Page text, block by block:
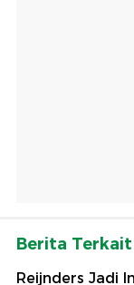
Berita Terkait
Reijnders Jadi